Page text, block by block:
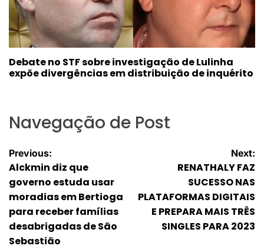
Debate no STF sobre investigação de Lulinha
expõe divergências em distribuição de inquérito
Navegação de Post
Previous:
Alckmin diz que
governo estuda usar
moradias em Bertioga
para receber famílias
desabrigadas de São
Sebastião
Next:
RENATHALY FAZ
SUCESSO NAS
PLATAFORMAS DIGITAIS
E PREPARA MAIS TRÊS
SINGLES PARA 2023